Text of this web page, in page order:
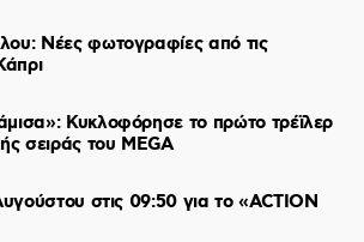
Νέες φωτογραφίες από τις
Κυκλοφόρησε το πρώτο τρέϊλερ
σειράς του MEGA
στις 09:50 για το «ACTION